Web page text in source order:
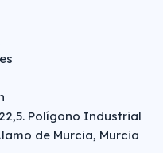
Polígono Industrial
de Murcia, Murcia